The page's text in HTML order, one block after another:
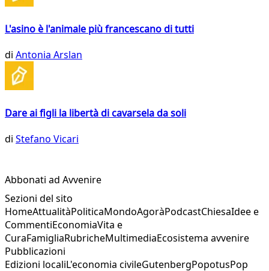
L'asino è l'animale più francescano di tutti
di Antonia Arslan
Dare ai figli la libertà di cavarsela da soli
di Stefano Vicari
Abbonati ad Avvenire
Sezioni del sito
HomeAttualitàPoliticaMondoAgoràPodcastChiesaIdee e
CommentiEconomiaVita e
CuraFamigliaRubricheMultimediaEcosistema avvenire
Pubblicazioni
Edizioni localiL'economia civileGutenbergPopotusPop